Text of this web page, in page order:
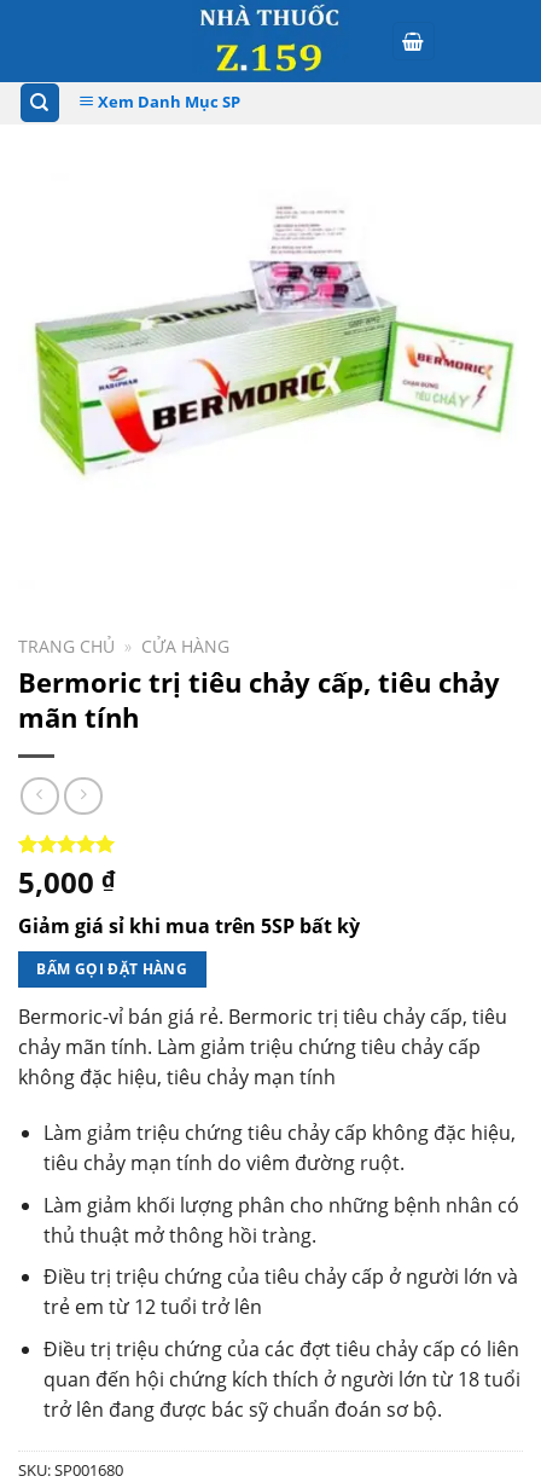
Xem Danh Mục SP
TRANG CHỦ » CỬA HÀNG
Bermoric trị tiêu chảy cấp, tiêu chảy
mãn tính
5.00trên 5
dựa trên
1
đánh giá
5,000 ₫
Giảm giá sỉ khi mua trên 5SP bất kỳ
BẤM GỌI ĐẶT HÀNG
Bermoric-vỉ bán giá rẻ. Bermoric trị tiêu chảy cấp, tiêu
chảy mãn tính. Làm giảm triệu chứng tiêu chảy cấp
không đặc hiệu, tiêu chảy mạn tính
Làm giảm triệu chứng tiêu chảy cấp không đặc hiệu,
tiêu chảy mạn tính do viêm đường ruột.
Làm giảm khối lượng phân cho những bệnh nhân có
thủ thuật mở thông hồi tràng.
Điều trị triệu chứng của tiêu chảy cấp ở người lớn và
trẻ em từ 12 tuổi trở lên
Điều trị triệu chứng của các đợt tiêu chảy cấp có liên
quan đến hội chứng kích thích ở người lớn từ 18 tuổi
trở lên đang được bác sỹ chuẩn đoán sơ bộ.
SKU:SP001680